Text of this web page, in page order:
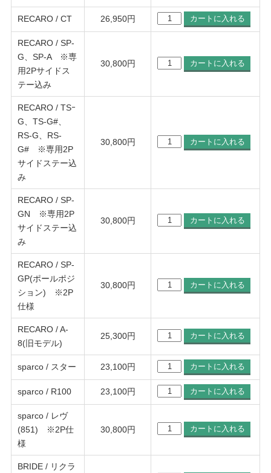
RECARO / CT 26,950円
RECARO / SP-
G、SP-A ※専
用2Pサイドス
テー込み
30,800円
RECARO / TSｰ
G、TS-G#、
RS-G、RS-
G# ※専用2P
サイドステー込
み
30,800円
RECARO / SP-
GN ※専用2P
サイドステー込
み
30,800円
RECARO / SP-
GP(ポールポジ
ション) ※2P
仕様
30,800円
RECARO / A-
8(旧モデル)
25,300円
sparco / スター 23,100円
sparco / R100 23,100円
sparco / レヴ
(851) ※2P仕
様
30,800円
BRIDE / リクラ